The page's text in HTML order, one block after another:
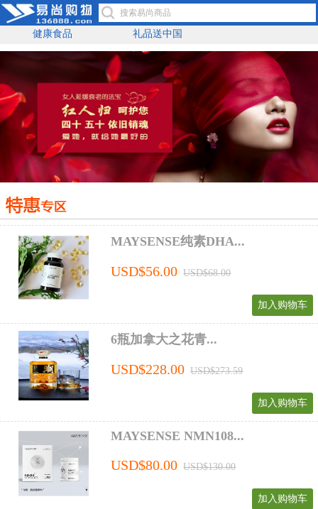
健康食品 礼品送中国
MAYSENSE纯素DHA...
USD$56.00 USD$68.00
加入购物车
6瓶加拿大之花青...
USD$228.00 USD$273.59
加入购物车
MAYSENSE NMN108...
USD$80.00 USD$130.00
加入购物车